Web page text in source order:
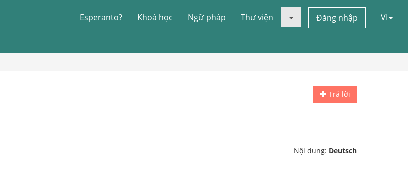
Esperanto? Khoá học Ngữ pháp Thư viện Đăng nhập VI
Trả lời
Nội dung: Deutsch